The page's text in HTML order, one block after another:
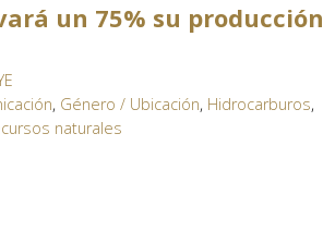
un 75% su producción
, Género / Ubicación, Hidrocarburos,
naturales